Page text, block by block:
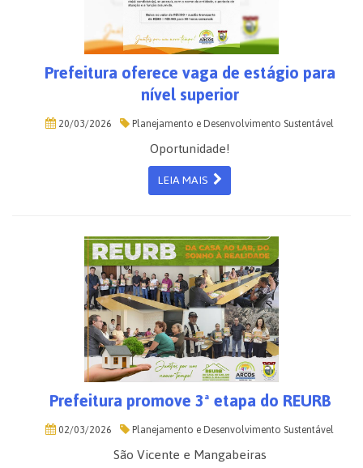
Prefeitura oferece vaga de estágio para
nível superior
20/03/2026 Planejamento e Desenvolvimento Sustentável
Oportunidade!
LEIA MAIS
Prefeitura promove 3ª etapa do REURB
02/03/2026 Planejamento e Desenvolvimento Sustentável
São Vicente e Mangabeiras